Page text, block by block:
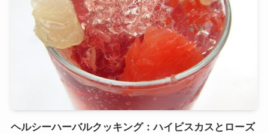
ヘルシーハーバルクッキング：ハイビスカスとローズ